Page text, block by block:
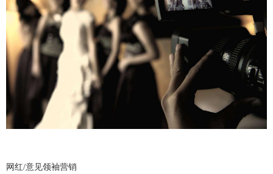
网红/意见领袖营销